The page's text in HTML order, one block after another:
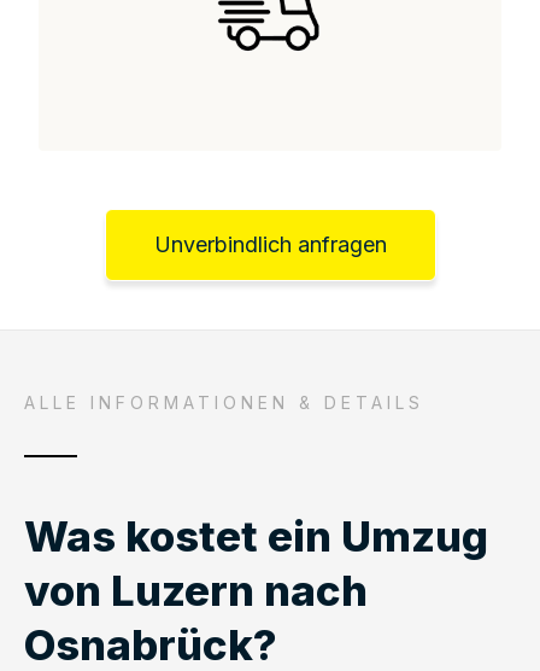
Unverbindlich anfragen
ALLE INFORMATIONEN & DETAILS
Was kostet ein Umzug
von Luzern nach
Osnabrück?